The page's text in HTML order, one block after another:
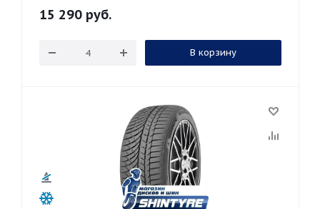
15 290 руб.
В корзину